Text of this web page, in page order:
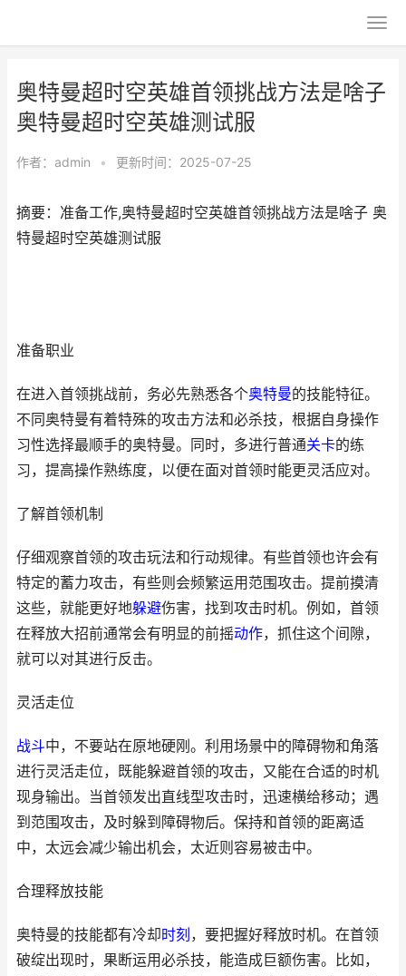
奥特曼超时空英雄首领挑战方法是啥子
奥特曼超时空英雄测试服
作者： admin • 更新时间：2025-07-25
摘要：准备工作,奥特曼超时空英雄首领挑战方法是啥子 奥
特曼超时空英雄测试服
准备职业
在进入首领挑战前，务必先熟悉各个奥特曼的技能特征。
不同奥特曼有着特殊的攻击方法和必杀技，根据自身操作
习性选择最顺手的奥特曼。同时，多进行普通关卡的练
习，提高操作熟练度，以便在面对首领时能更灵活应对。
了解首领机制
仔细观察首领的攻击玩法和行动规律。有些首领也许会有
特定的蓄力攻击，有些则会频繁运用范围攻击。提前摸清
这些，就能更好地躲避伤害，找到攻击时机。例如，首领
在释放大招前通常会有明显的前摇动作，抓住这个间隙，
就可以对其进行反击。
灵活走位
战斗中，不要站在原地硬刚。利用场景中的障碍物和角落
进行灵活走位，既能躲避首领的攻击，又能在合适的时机
现身输出。当首领发出直线型攻击时，迅速横给移动；遇
到范围攻击，及时躲到障碍物后。保持和首领的距离适
中，太远会减少输出机会，太近则容易被击中。
合理释放技能
奥特曼的技能都有冷却时刻 ，要把握好释放时机。在首领
破绽出现时，果断运用必杀技，能造成巨额伤害。比如，